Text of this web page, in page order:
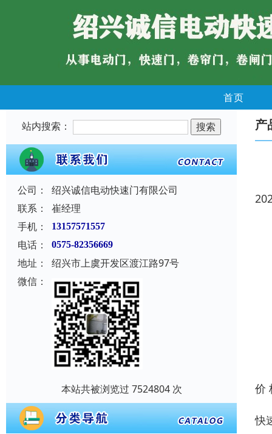
首页
站内搜索：
公司：
绍兴诚信电动快速门有限公司
联系：
崔经理
手机：
13157571557
电话： 0575-82356669
地址：
绍兴市上虞开发区渡江路97号
微信：
本站共被浏览过 7524804 次
产
价
快